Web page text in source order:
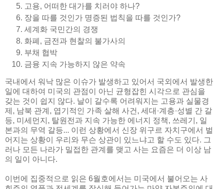
고용, 어떠한 대가를 치러야 하나?
장을 따를 것인가 명증된 법칙을 따를 것인가?
세계화 국민간의 경쟁
화폐, 금전과 현찰의 불가사의
부채 협박
금융 지속 가능하지 않은 약속
국내에서 워낙 많은 이슈가 발생하고 있어서 국외에서 발생한
일에 대하여 미국의 관점이 아닌 균형잡힌 시각으로 관심을
갖는 것이 쉽지 않다. 날이 갈수록 어려워지는 고용과 실물경
제, 남북 관계, 엽기적인 가족 살해 사건, 세대·계층·성별 간 갈
등, 미세먼지, 탈원전과 지속 가능한 에너지 정책, 쓰레기, 일
본과의 무역 갈등... 이런 상황에서 신장 위구르 자치구에서 벌
어지는 상황이 우리와 무슨 상관이 있느냐고 할 수도 있다. 그
러나 모든 나라가 밀접한 관계를 맺고 사는 요즘은 더 이상 남
의 일이 아니다.
이번에 집중적으로 읽은 6월호에서는 미국에서 불어오는 사